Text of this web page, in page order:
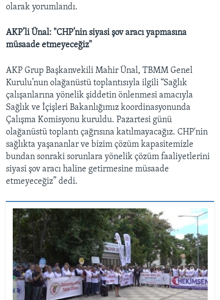
olarak yorumlandı.
AKP’li Ünal: "CHP’nin siyasi şov aracı yapmasına
müsaade etmeyeceğiz"
AKP Grup Başkanvekili Mahir Ünal, TBMM Genel
Kurulu’nun olağanüstü toplantısıyla ilgili “Sağlık
çalışanlarına yönelik şiddetin önlenmesi amacıyla
Sağlık ve İçişleri Bakanlığımız koordinasyonunda
Çalışma Komisyonu kuruldu. Pazartesi günü
olağanüstü toplantı çağrısına katılmayacağız. CHP'nin
sağlıkta yaşananlar ve bizim çözüm kapasitemizle
bundan sonraki sorunlara yönelik çözüm faaliyetlerini
siyasi şov aracı haline getirmesine müsaade
etmeyeceğiz” dedi.